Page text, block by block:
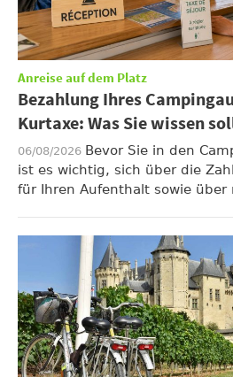
Anreise auf dem Platz
Bezahlung Ihres
Kurtaxe: Was Sie wissen
06/08/2026 Bevor Sie in den
ist es wichtig, sich über die
für Ihren Aufenthalt sowie über